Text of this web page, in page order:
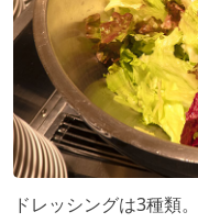
ドレッシングは3種類